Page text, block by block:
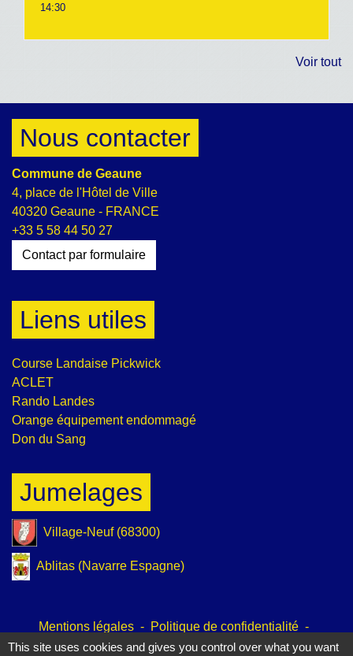
14:30
Voir tout
Nous contacter
Commune de Geaune
4, place de l'Hôtel de Ville
40320 Geaune - FRANCE
+33 5 58 44 50 27
Contact par formulaire
Liens utiles
Course Landaise Pickwick
ACLET
Rando Landes
Orange équipement endommagé
Don du Sang
Jumelages
Village-Neuf (68300)
Ablitas (Navarre Espagne)
Mentions légales - Politique de confidentialité -
Accessibilité - Plan du site - Gestion des cookies
This site uses cookies and gives you control over what you want